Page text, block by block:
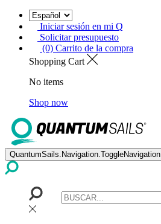
Iniciar sesión en mi Q
Solicitar presupuesto
(0) Carrito de la compra
Shopping Cart
No items
Shop now
QuantumSails.Navigation.ToggleNavigation